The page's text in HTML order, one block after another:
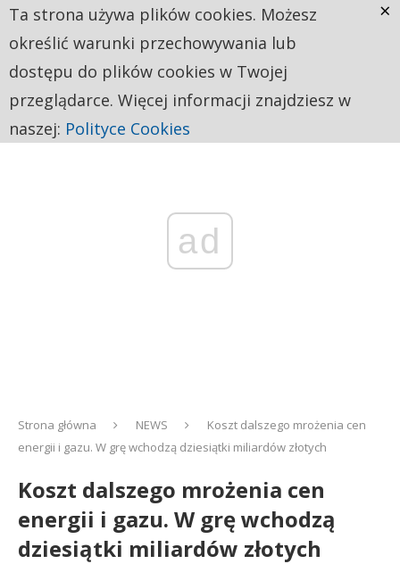
ad
Strona główna NEWS
Koszt dalszego mrożenia cen
energii i gazu. W grę wchodzą dziesiątki miliardów złotych
Koszt dalszego mrożenia cen
energii i gazu. W grę wchodzą
dziesiątki miliardów złotych
Ta strona używa plików cookies. Możesz
określić warunki przechowywania lub
dostępu do plików cookies w Twojej
przeglądarce. Więcej informacji znajdziesz w
naszej: Polityce Cookies
×